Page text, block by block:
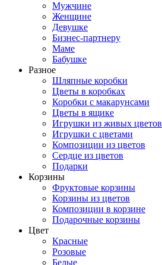
Мужчине
Женщине
Девушке
Бизнес-партнеру
Маме
Бабушке
Разное
Шляпные коробки
Цветы в коробках
Коробки с макарунсами
Цветы в ящике
Игрушки из живых цветов
Игрушки с цветами
Композиции из цветов
Сердце из цветов
Подарки
Корзины
Фруктовые корзины
Корзины из цветов
Композиции в корзине
Подарочные корзины
Цвет
Красные
Розовые
Белые